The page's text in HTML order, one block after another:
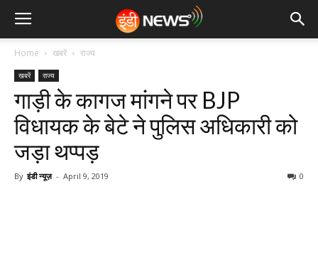
Home खबरें राज्य
खबरें राज्य
गाड़ी के कागज मांगने पर BJP
विधायक के बेटे ने पुलिस अधिकारी को
जड़ा थप्पड़
By इंडी न्यूज़ - April 9, 2019 0